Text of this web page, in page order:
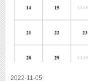
2022-11-05